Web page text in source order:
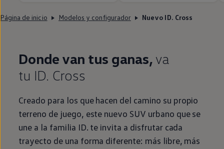
Página de inicio Modelos y configurador Nuevo ID. Cross
Donde van tus ganas, va
tu ID. Cross
Creado para los que hacen del camino su propio
terreno de juego, este nuevo SUV urbano que se
une a la familia ID. te invita a disfrutar cada
trayecto de una forma diferente: más libre, más